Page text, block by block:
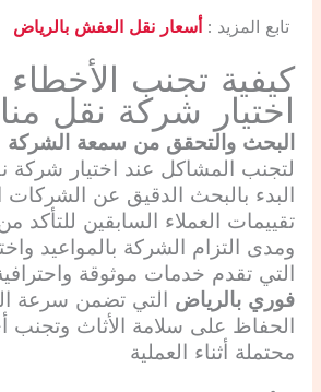
تابع المزيد : أسعار نقل العفش بالرياض
كيفية تجنب الأخطاء
اختيار شركة نقل
البحث والتحقق من سمعة الشركة
لتجنب المشاكل عند اختيار شركة
البدء بالبحث الدقيق عن الشركات
تقييمات العملاء السابقين للتأكد
ومدى التزام الشركة بالمواعيد
التي تقدم خدمات موثوقة
فوري بالرياض التي تضمن سرعة
الحفاظ على سلامة الأثاث وتجنب
محتملة أثناء العملية